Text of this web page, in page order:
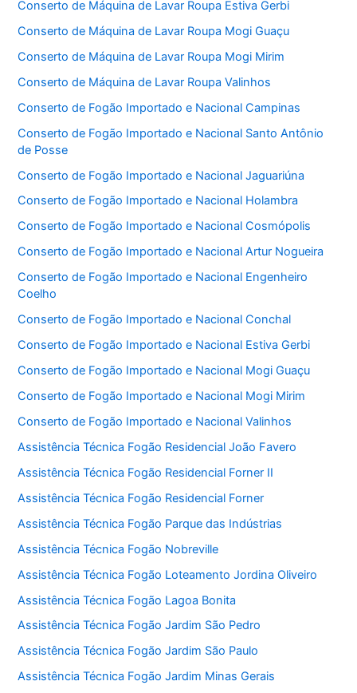
Conserto de Máquina de Lavar Roupa Estiva Gerbi
Conserto de Máquina de Lavar Roupa Mogi Guaçu
Conserto de Máquina de Lavar Roupa Mogi Mirim
Conserto de Máquina de Lavar Roupa Valinhos
Conserto de Fogão Importado e Nacional Campinas
Conserto de Fogão Importado e Nacional Santo Antônio
de Posse
Conserto de Fogão Importado e Nacional Jaguariúna
Conserto de Fogão Importado e Nacional Holambra
Conserto de Fogão Importado e Nacional Cosmópolis
Conserto de Fogão Importado e Nacional Artur Nogueira
Conserto de Fogão Importado e Nacional Engenheiro
Coelho
Conserto de Fogão Importado e Nacional Conchal
Conserto de Fogão Importado e Nacional Estiva Gerbi
Conserto de Fogão Importado e Nacional Mogi Guaçu
Conserto de Fogão Importado e Nacional Mogi Mirim
Conserto de Fogão Importado e Nacional Valinhos
Assistência Técnica Fogão Residencial João Favero
Assistência Técnica Fogão Residencial Forner II
Assistência Técnica Fogão Residencial Forner
Assistência Técnica Fogão Parque das Indústrias
Assistência Técnica Fogão Nobreville
Assistência Técnica Fogão Loteamento Jordina Oliveiro
Assistência Técnica Fogão Lagoa Bonita
Assistência Técnica Fogão Jardim São Pedro
Assistência Técnica Fogão Jardim São Paulo
Assistência Técnica Fogão Jardim Minas Gerais